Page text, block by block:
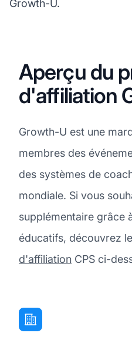
Growth-U.
Aperçu du
d'affiliation
Growth-U est une
membres des
des systèmes de
mondiale. Si vous
supplémentaire grâce
éducatifs, découvrez
d'affiliation CPS ci-